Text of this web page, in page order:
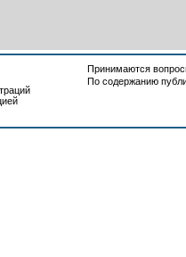
Принимаются
По содержанию